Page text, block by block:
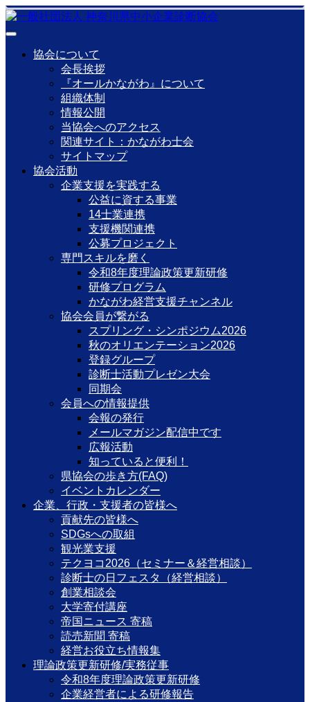
協会について
会長挨拶
『オールかながわ』について
組織体制
情報公開
当協会へのアクセス
関連サイト：かながわ士会
サイトマップ
協会活動
企業支援を実践する
公益に資する事業
14士業連携
支援機関連携
公募プロジェクト
専門スキルを磨く
令和8年度理論政策更新研修
研修プログラム
かながわ経営支援チャンネル
協会会員が繋がる
スプリング・シンポジウム2026
秋のオリエンテーション2026
登録グループ
診断士活動プレゼン大会
同期会
会員への情報提供
会報の発行
メールマガジン配信中です
広報活動
知っていると便利！
県協会の歩き方(FAQ)
イベントカレンダー
企業、行政・支援者の皆様へ
貢献先の皆様へ
SDGsへの取組
観光業支援
テクヨコ2026（セミナー＆経営相談）
診断士の日フェスタ（経営相談）
創業相談会
大学寄付講座
帝国ニュース 寄稿
読売新聞 寄稿
経営お役立ち情報集
理論政策更新研修/実務従事
令和8年度理論政策更新研修
企業経営者による研修報告